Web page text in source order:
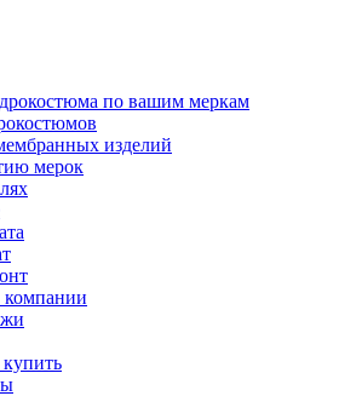
по вашим меркам
изделий
мерок
компании